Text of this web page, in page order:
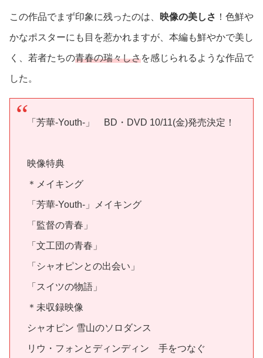
この作品でまず印象に残ったのは、 映像の美しさ ！色鮮や
かなポスターにも目を惹かれますが、本編も鮮やかで美し
く、若者たちの青春の瑞々しさを感じられるような作品で
した。
「芳華-Youth-」 BD・DVD 10/11(金)発売決定！
映像特典
＊メイキング
「芳華-Youth-」メイキング
「監督の青春」
「文工団の青春」
「シャオピンとの出会い」
「スイツの物語」
＊未収録映像
シャオピン 雪山のソロダンス
リウ・フォンとディンディン 手をつなぐ